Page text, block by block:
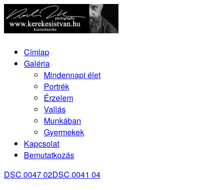
Címlap
Galéria
Mindennapi élet
Portrék
Érzelem
Vallás
Munkában
Gyermekek
Kapcsolat
Bemutatkozás
DSC 0047 02DSC 0041 04